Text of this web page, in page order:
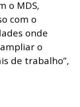
o MDS,
com o
onde
o
de trabalho”,